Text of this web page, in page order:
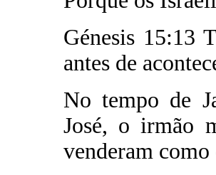
Génesis 15:13
antes de
No tempo de
José, o irmão
venderam